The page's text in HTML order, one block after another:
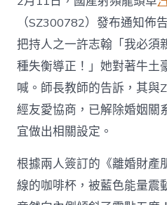
（SZ300782）發布通知佈
把持人之一許志翰「我必須
種失衡導正！」她對著牛土
喊。師長教師的告訴，其與
經友愛協商，已解除婚姻關
宜做出相關設定。
根據兩人簽訂的《離婚財產
線的咖啡杯，被藍色能量震